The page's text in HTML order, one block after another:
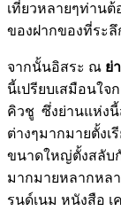
เที่ยวหลายๆท่านต้
ของฝากของที่ระลึ
จากนั้นอิสระ ณ ย่
นี้เปรียบเสมือนใจ
คิวชู ซึ่งย่านแห่งนี้
ต่างๆมากมายตั้งเ
ขนาดใหญ่ตั้งสลับ
มากมายหลากหลา
รนด์เนม หนังสือ เ